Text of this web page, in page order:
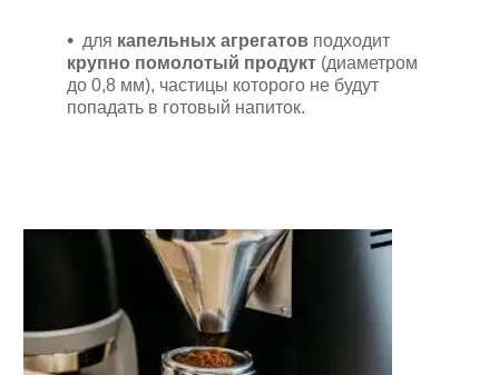
для капельных агрегатов подходит
крупно помолотый продукт (диаметром
до 0,8 мм), частицы которого не будут
попадать в готовый напиток.